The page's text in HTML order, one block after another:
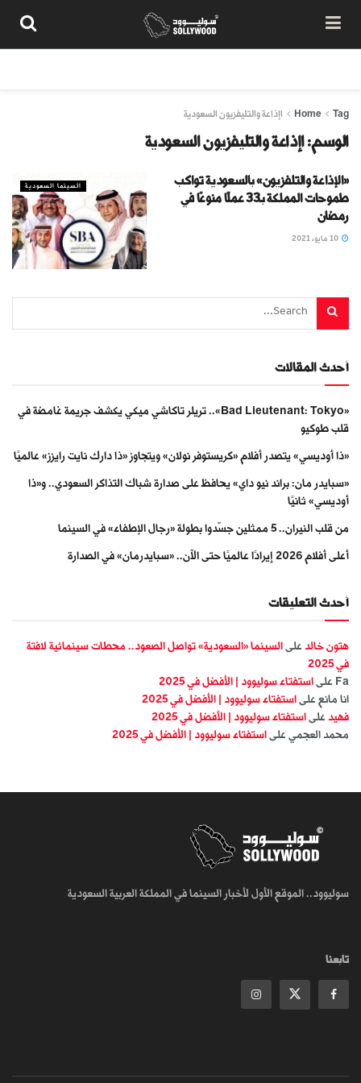
Home Tag اإذاعة والتليفزيون السعودية
الوسم:اإذاعة والتليفزيون السعودية
السينما السعودية
«الإذاعة والتلفزيون» بالسعودية تواكب
طموحات المملكة بـ33 عملًا منوعًا في
رمضان
أحدث المقالات
«Bad Lieutenant: Tokyo».. تريلر تاكاشي ميكي يكشف جريمة غامضة في
قلب طوكيو
«ذا أوديسي» يتصدر أفلام «كريستوفر نولان» ويتجاوز «ذا دارك نايت رايزز» عالميًا
«سبايدر مان: براند نيو داي» يحافظ على صدارة شباك التذاكر السعودي.. و«ذا
أوديسي» ثانيًا
من قلب النيران.. 5 ممثلين جسّدوا بطولة «رجال الإطفاء» في السينما
أعلى أفلام 2026 إيرادًا عالميًا حتى الآن.. «سبايدرمان» في الصدارة
أحدث التعليقات
هتون خالد على السينما «السعودية» تواصل الصعود.. محطات سينمائية لافتة
في 2025
Fa على استفتاء سوليوود | الأفضل في 2025
انا مانع على استفتاء سوليوود | الأفضل في 2025
فهيد على استفتاء سوليوود | الأفضل في 2025
محمد العجمي على استفتاء سوليوود | الأفضل في 2025
سوليوود.. الموقع الأول لأخبار السينما في المملكة العربية السعودية
تابعنا